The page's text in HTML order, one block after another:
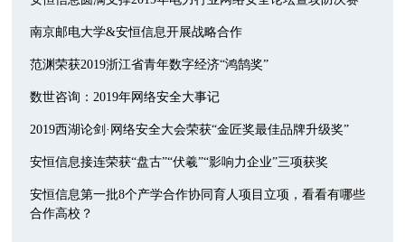
南京邮电大学&安恒信息开展战略合作
范渊荣获2019浙江省青年数字经济“鸿鹄奖”
数世咨询：2019年网络安全大事记
2019西湖论剑·网络安全大会荣获“金匠奖最佳品牌升级奖”
安恒信息接连荣获“盘古”“伏羲”“影响力企业”三项获奖
安恒信息第一批8个产学合作协同育人项目立项，看看有哪些
合作高校？